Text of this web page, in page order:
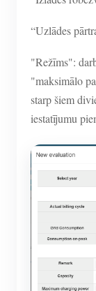
“Uzlādes
"Režīms":
"maksimālo
starp šiem
iestatījumu